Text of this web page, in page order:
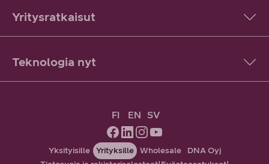
Yritysratkaisut
Teknologia nyt
FI EN SV
Yksityisille Yrityksille Wholesale
DNA Oyj